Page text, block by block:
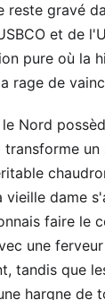
reste gravé
et de
pure où la
rage de
Nord
un
vieille dame
faire le
une
tandis que
hargne de